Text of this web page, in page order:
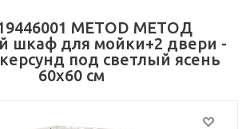
METOD МЕТОД
шкаф для мойки+2 двери -
под светлый ясень
60x60 см